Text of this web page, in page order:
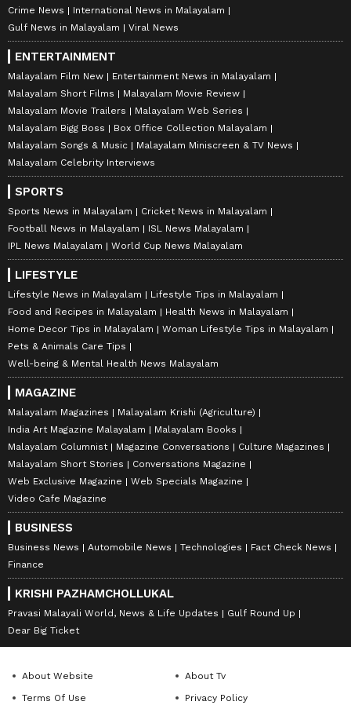
Crime News
International News in Malayalam
Gulf News in Malayalam
Viral News
ENTERTAINMENT
Malayalam Film New
Entertainment News in Malayalam
Malayalam Short Films
Malayalam Movie Review
Malayalam Movie Trailers
Malayalam Web Series
Malayalam Bigg Boss
Box Office Collection Malayalam
Malayalam Songs & Music
Malayalam Miniscreen & TV News
Malayalam Celebrity Interviews
SPORTS
Sports News in Malayalam
Cricket News in Malayalam
Football News in Malayalam
ISL News Malayalam
IPL News Malayalam
World Cup News Malayalam
LIFESTYLE
Lifestyle News in Malayalam
Lifestyle Tips in Malayalam
Food and Recipes in Malayalam
Health News in Malayalam
Home Decor Tips in Malayalam
Woman Lifestyle Tips in Malayalam
Pets & Animals Care Tips
Well-being & Mental Health News Malayalam
MAGAZINE
Malayalam Magazines
Malayalam Krishi (Agriculture)
India Art Magazine Malayalam
Malayalam Books
Malayalam Columnist
Magazine Conversations
Culture Magazines
Malayalam Short Stories
Conversations Magazine
Web Exclusive Magazine
Web Specials Magazine
Video Cafe Magazine
BUSINESS
Business News Automobile News Technologies
Fact Check News
Finance
KRISHI PAZHAMCHOLLUKAL
Pravasi Malayali World, News & Life Updates
Gulf Round Up
Dear Big Ticket
About Website
About Tv
Terms Of Use
Privacy Policy